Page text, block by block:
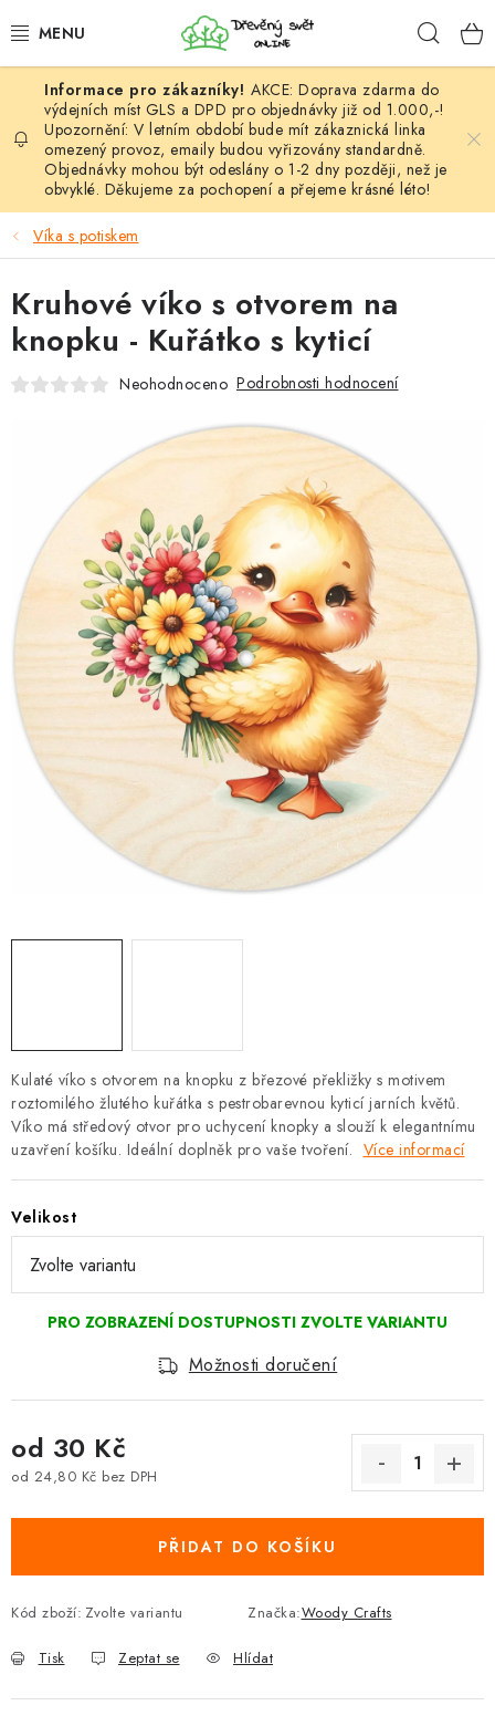
na
HÁČKOVÁNÍ
VYPLÉTÁNÍ
PŘÍZE
DOPLŇKY
TVOŘENÍ
GALANTERIE A LÁTKY
VELKOOBCHOD
Doprava a platba Vrácení zboží a reklamace
Časté otázky
Kontakt
Moje objednávka
Obchodní podmínky
Ochrana osobních údajů
Hodnocení obchodu
Oblíbené produkty
Věrnostní program
AKCE: Doprava zdarma do
výdejních míst GLS a DPD pro objednávky již od 1.000,-!
Upozornění: V letním období bude mít zákaznická linka
omezený provoz, emaily budou vyřizovány standardně.
Objednávky mohou být odeslány o 1-2 dny později, než je
obvyklé. Děkujeme za pochopení a přejeme krásné léto!
Víka s potiskem
Kulaté víko s otvorem na knopku z březové překližky s motivem
roztomilého žlutého kuřátka s pestrobarevnou kyticí jarních květů.
Víko má středový otvor pro uchycení knopky a slouží k elegantnímu
uzavření košíku. Ideální doplněk pro vaše tvoření. Více informací
Velikost
Možnosti doručení
od 30 Kč
od 24,80 Kč bez DPH
PŘIDAT DO KOŠÍKU
Kód zboží: Zvolte variantu Značka:Woody Crafts
Tisk Zeptat se Hlídat
Kruhové víko s otvorem na
knopku - Kuřátko s kyticí
Neohodnoceno Podrobnosti hodnocení